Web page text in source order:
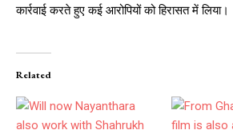
कार्रवाई करते हुए कई आरोपियों को हिरासत में लिया।
Related